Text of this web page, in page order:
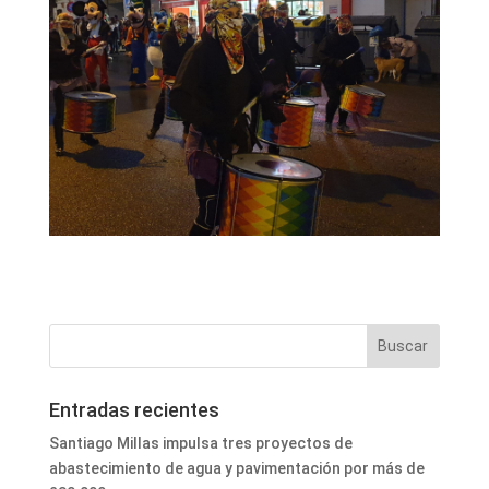
Entradas recientes
Santiago Millas impulsa tres proyectos de
abastecimiento de agua y pavimentación por más de